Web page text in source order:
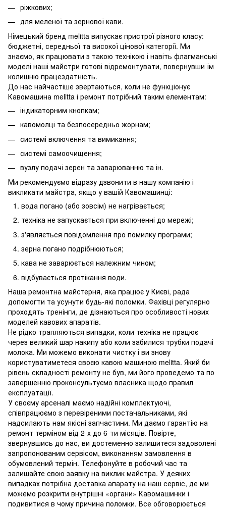
ріжкових;
для меленої та зернової кави.
Німецький бренд melitta випускає пристрої різного класу:
бюджетні, середньої та високої цінової категорії. Ми
знаємо, як працювати з такою технікою і навіть флагманські
моделі наші майстри готові відремонтувати, повернувши їм
колишню працездатність.
До нас найчастіше звертаються, коли не функціонує
Кавомашина melitta і ремонт потрібний таким елементам:
індикаторним кнопкам;
кавомолці та безпосередньо жорнам;
системі включення та вимикання;
системі самоочищення;
вузлу подачі зерен та заварюванню та ін.
Ми рекомендуємо відразу дзвонити в нашу компанію і
викликати майстра, якщо у вашій Кавомашинці:
вода погано (або зовсім) не нагрівається;
техніка не запускається при включенні до мережі;
з'являється повідомлення про помилку програми;
зерна погано подрібнюються;
кава не заварюється належним чином;
відбувається протікання води.
Наша ремонтна майстерня, яка працює у Києві, рада
допомогти та усунути будь-які поломки. Фахівці регулярно
проходять тренінги, де дізнаються про особливості нових
моделей кавових апаратів.
Не рідко трапляються випадки, коли техніка не працює
через великий шар накипу або коли забилися трубки подачі
молока. Ми можемо виконати чистку і ви знову
користуватиметеся своєю кавою машиною melitta. Який би
рівень складності ремонту не був, ми його проведемо та по
завершенню проконсультуємо власника щодо правил
експлуатації.
У своєму арсеналі маємо надійні комплектуючі,
співпрацюємо з перевіреними постачальниками, які
надсилають нам якісні запчастини. Ми даємо гарантію на
ремонт терміном від 2-х до 6-ти місяців. Повірте,
звернувшись до нас, ви достеменно залишитеся задоволені
запропонованим сервісом, виконанням замовлення в
обумовлений термін. Телефонуйте в робочий час та
залишайте свою заявку на виклик майстра. У деяких
випадках потрібна доставка апарату на наш сервіс, де ми
можемо розкрити внутрішні «органи» Кавомашинки і
подивитися в чому причина поломки. Все обговорюється